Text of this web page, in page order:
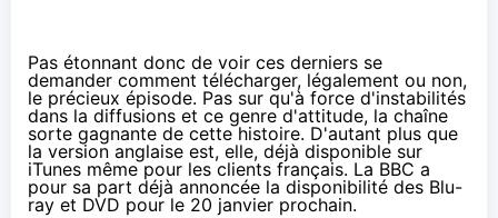
Pas étonnant donc de voir ces derniers se
demander comment télécharger, légalement ou non,
le précieux épisode. Pas sur qu'à force d'instabilités
dans la diffusions et ce genre d'attitude, la chaîne
sorte gagnante de cette histoire. D'autant plus que
la version anglaise est, elle, déjà disponible sur
iTunes même pour les clients français. La BBC a
pour sa part déjà annoncée la disponibilité des Blu-
ray et DVD pour le 20 janvier prochain.